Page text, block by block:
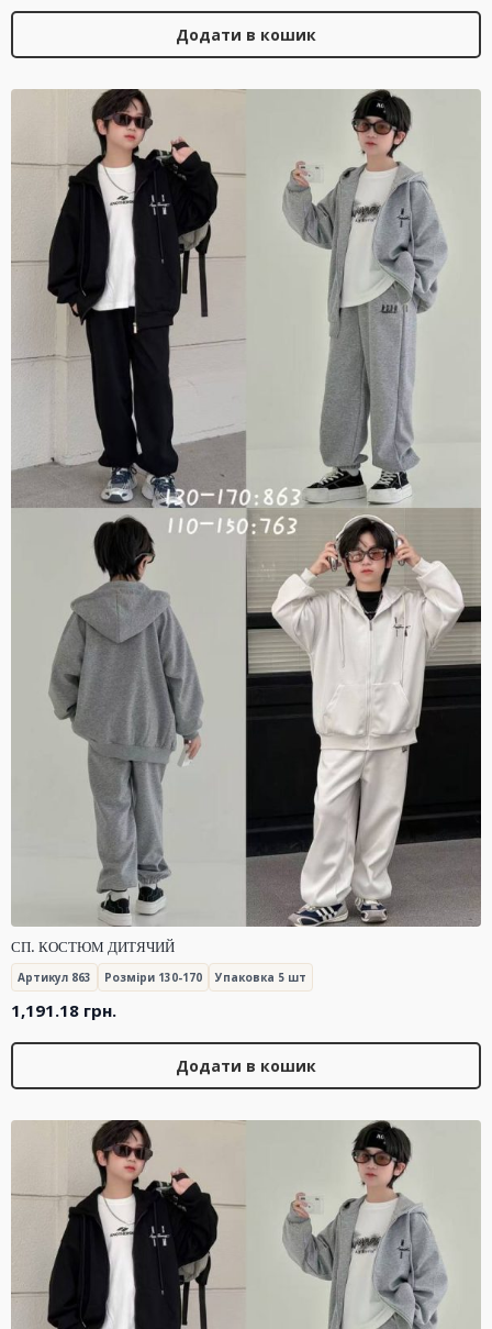
Додати в кошик
СП. КОСТЮМ ДИТЯЧИЙ
Артикул 863 Розміри 130-170 Упаковка 5 шт
1,191.18 грн.
Додати в кошик